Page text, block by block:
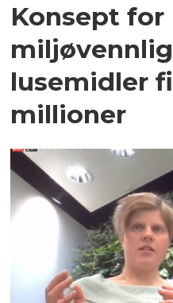
Konsept for
lusemidler
millioner